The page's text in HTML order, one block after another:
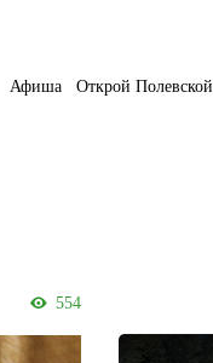
Афиша Открой Полевской
554